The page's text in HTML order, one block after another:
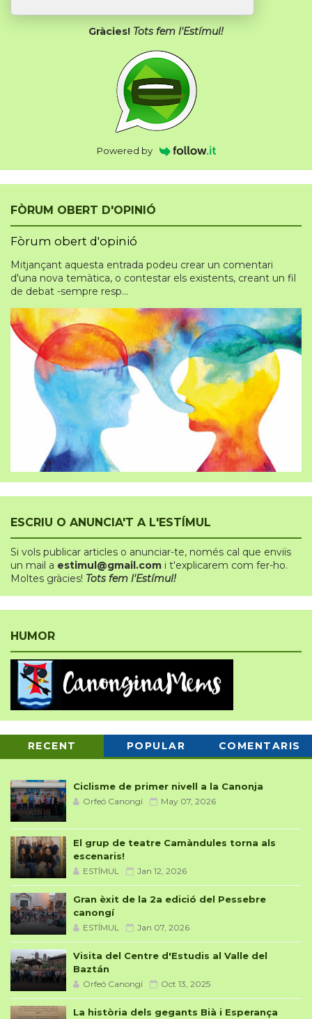
Gràcies! Tots fem l'Estímul!
Powered by
FÒRUM OBERT D'OPINIÓ
Fòrum obert d'opinió
Mitjançant aquesta entrada podeu crear un comentari
d'una nova temàtica, o contestar els existents, creant un fil
de debat -sempre resp...
ESCRIU O ANUNCIA'T A L'ESTÍMUL
Si vols publicar articles o anunciar-te, només cal que enviïs
un mail a estimul@gmail.com i t'explicarem com fer-ho.
Moltes gràcies! Tots fem l'Estímul!
HUMOR
RECENT POPULAR COMENTARIS
Ciclisme de primer nivell a la Canonja
Orfeó Canongí May 07, 2026
El grup de teatre Camàndules torna als
escenaris!
ESTÍMUL Jan 12, 2026
Gran èxit de la 2a edició del Pessebre
canongí
ESTÍMUL Jan 07, 2026
Visita del Centre d'Estudis al Valle del
Baztán
Orfeó Canongí Oct 13, 2025
La història dels gegants Bià i Esperança